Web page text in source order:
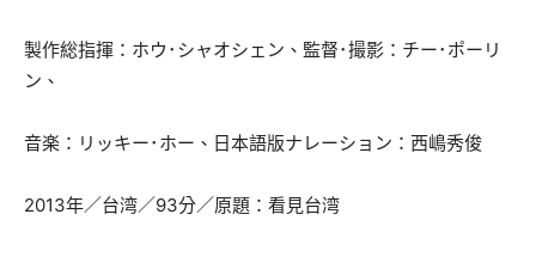
製作総指揮：ホウ･シャオシェン、監督･撮影：チー･ポーリ
ン、
音楽：リッキー･ホー、日本語版ナレーション：西嶋秀俊
2013年／台湾／93分／原題：看見台湾